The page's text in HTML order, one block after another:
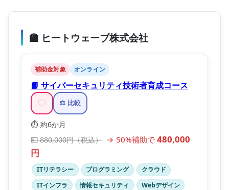
🏫 ヒートウェーブ株式会社
補助金対象 オンライン
📘 サイバーセキュリティ技術者育成コース
♡ ⚖️ 比較
⏱️ 約6か月
💴 880,000円（税込） → 50%補助で 480,000
円
ITリテラシー プログラミング
クラウド
ITインフラ
情報セキュリティ
Webデザイン